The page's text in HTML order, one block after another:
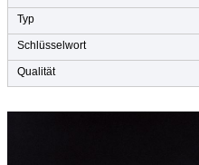
Typ
Schlüsselwort
Qualität